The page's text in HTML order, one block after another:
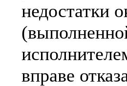
недостатки
вправе